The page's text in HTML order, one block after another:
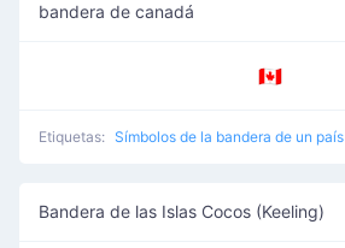
bandera de canadá
🇨🇦
Etiquetas: Símbolos de la bandera de un país
Bandera de las Islas Cocos (Keeling)